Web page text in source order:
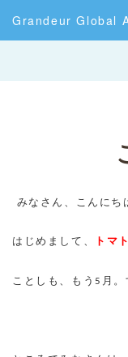
Grandeur Global
みなさん、こんにち
はじめまして、 トマ
ことしも、もう5 月。